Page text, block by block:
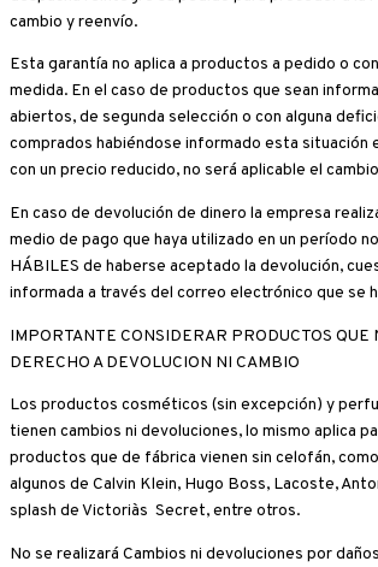
cambio y reenvío.
Esta garantía no aplica a productos a pedido o
medida. En el caso de productos que sean
abiertos, de segunda selección o con alguna
comprados habiéndose informado esta situación
con un precio reducido, no será aplicable el
En caso de devolución de dinero la empresa
medio de pago que haya utilizado en un período
HÁBILES de haberse aceptado la devolución,
informada a través del correo electrónico que se
IMPORTANTE CONSIDERAR PRODUCTOS QUE
DERECHO A DEVOLUCION NI CAMBIO
Los productos cosméticos (sin excepción) y
tienen cambios ni devoluciones, lo mismo aplica
productos que de fábrica vienen sin celofán,
algunos de Calvin Klein, Hugo Boss, Lacoste,
splash de Victoria`s Secret, entre otros.
No se realizará Cambios ni devoluciones por